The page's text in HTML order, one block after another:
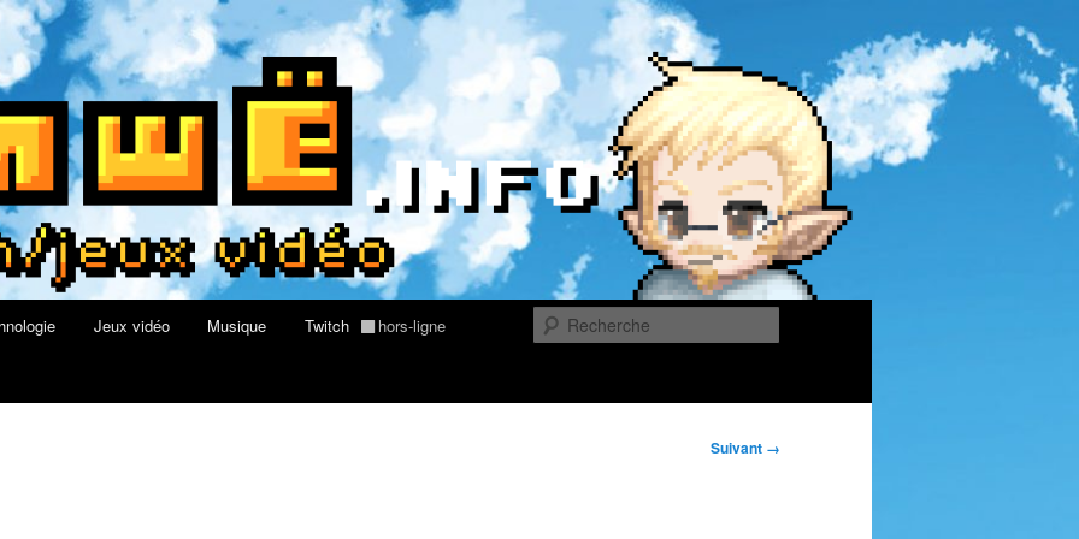
geek, tech et jeux vidéo
web, de nouvelles technologies et de jeux vidéo
Jeux vidéo Musique Twitch hors-ligne
Suivant →